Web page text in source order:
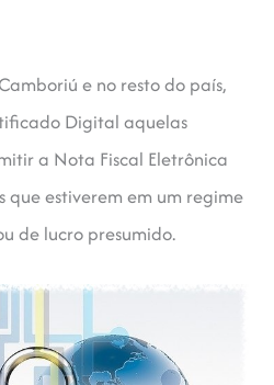
e no resto do país,
Digital aquelas
a Nota Fiscal Eletrônica
que estiverem em um regime
de lucro presumido.